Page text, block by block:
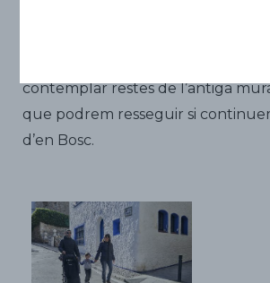
contemplar restes de l’antiga
que podrem resseguir si
d’en Bosc.